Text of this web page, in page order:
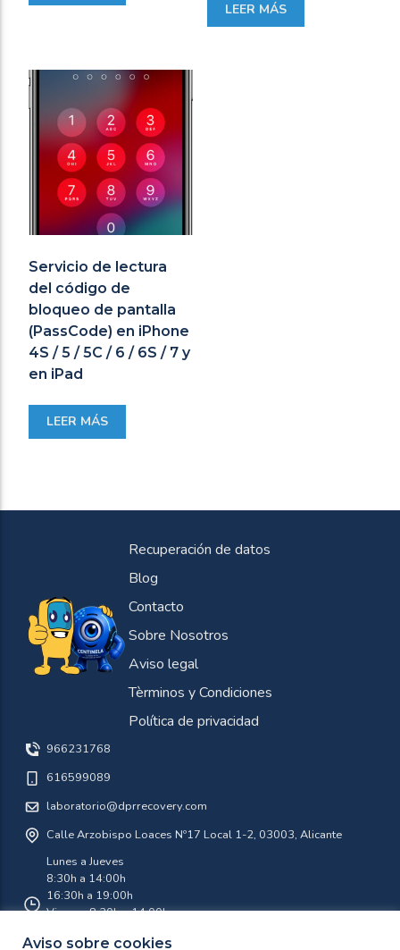
LEER MÁS
Servicio de lectura
del código de
bloqueo de pantalla
(PassCode) en iPhone
4S / 5 / 5C / 6 / 6S / 7 y
en iPad
LEER MÁS
Aviso sobre cookies
Recuperación de datos
Blog
Contacto
Sobre Nosotros
Aviso legal
Tèrminos y Condiciones
Política de privacidad
966231768
616599089
laboratorio@dprrecovery.com
Calle Arzobispo Loaces Nº17 Local 1-2, 03003, Alicante
Lunes a Jueves
8:30h a 14:00h
16:30h a 19:00h
Viernes 8:30h a 14:00h
Agosto 8:30 a 14:00 Lunes a Viernes